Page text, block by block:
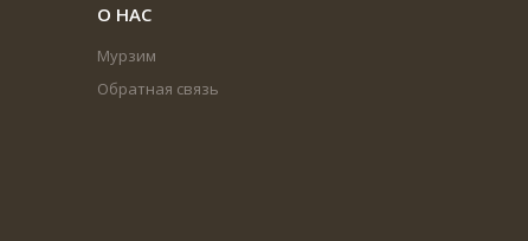
О НАС
Мурзим
Обратная связь